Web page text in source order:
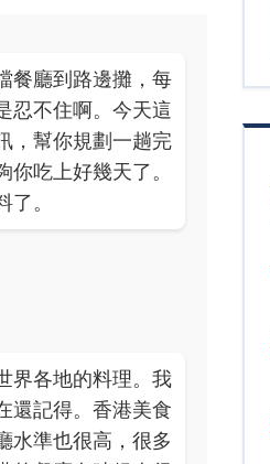
餐廳到路邊攤，每
忍不住啊。今天這
，幫你規劃一趟完
吃上好幾天了。
。
界各地的料理。我
還記得。香港美食
水準也很高，很多